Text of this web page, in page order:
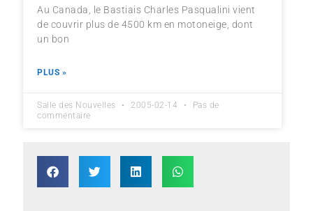
Au Canada, le Bastiais Charles Pasqualini vient
de couvrir plus de 4500 km en motoneige, dont
un bon
PLUS »
Salle des Nouvelles 2005-02-14
Pas de
commentaire